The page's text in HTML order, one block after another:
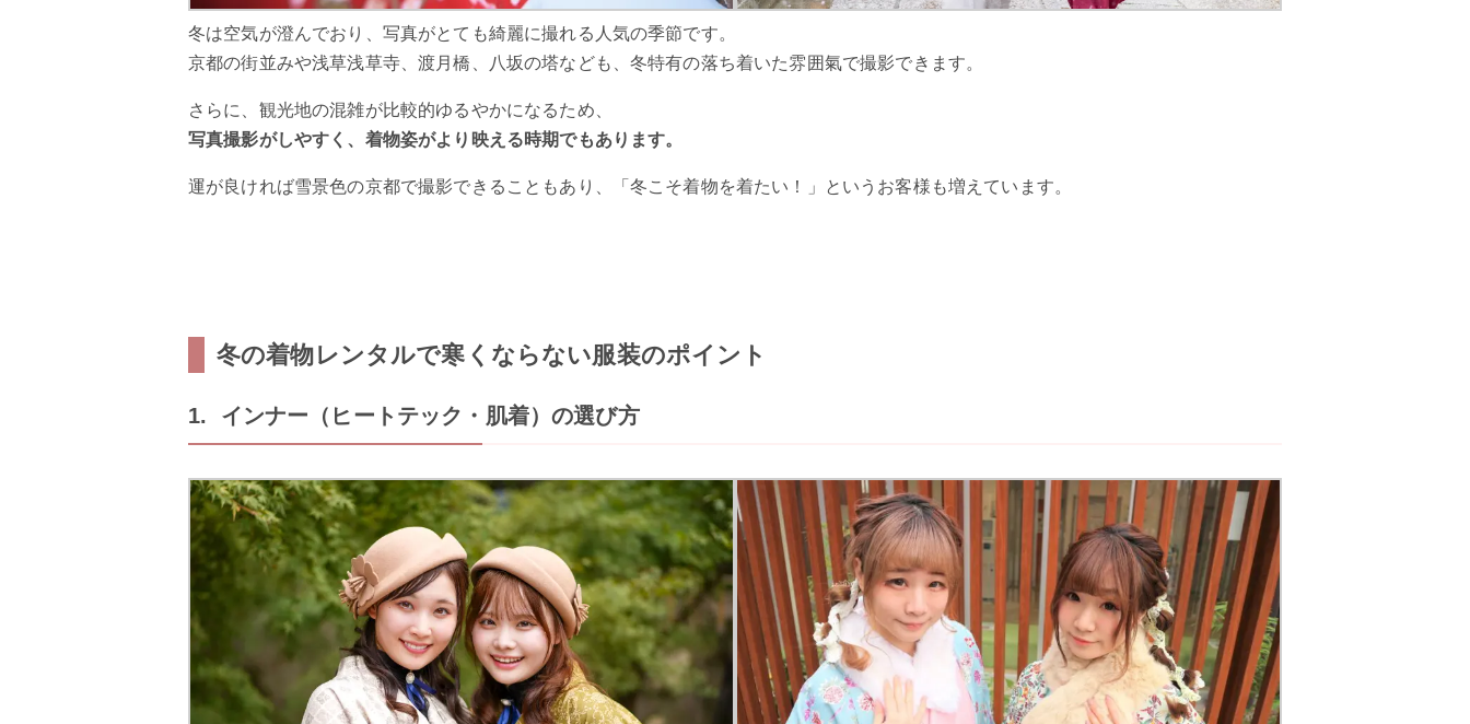
冬は空気が澄んでおり、写真がとても綺麗に撮れる人気の季節です。
京都の街並みや浅草浅草寺、渡月橋、八坂の塔なども、冬特有の落ち着いた雰囲氣で撮影できます。
さらに、観光地の混雑が比較的ゆるやかになるため、
写真撮影がしやすく、着物姿がより映える時期でもあります。
運が良ければ雪景色の京都で撮影できることもあり、「冬こそ着物を着たい！」というお客様も増えています。
冬の着物レンタルで寒くならない服装のポイント
1. インナー（ヒートテック・肌着）の選び方